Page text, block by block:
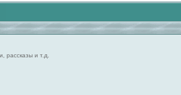
рассказы и т.д.